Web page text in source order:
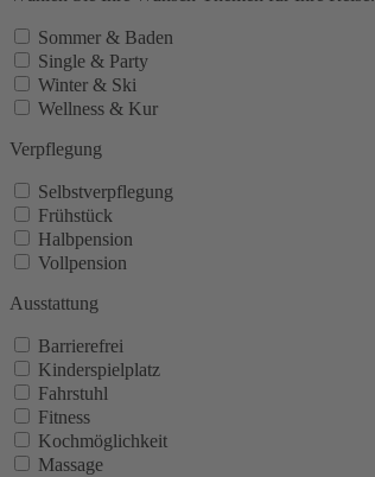
Sommer & Baden
Single & Party
Winter & Ski
Wellness & Kur
Verpflegung
Selbstverpflegung
Frühstück
Halbpension
Vollpension
Ausstattung
Barrierefrei
Kinderspielplatz
Fahrstuhl
Fitness
Kochmöglichkeit
Massage